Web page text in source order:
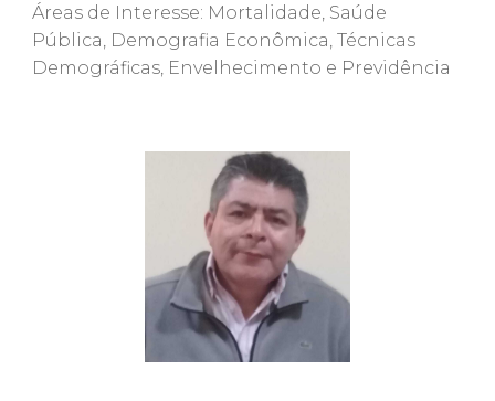
Áreas de Interesse: Mortalidade, Saúde
Pública, Demografia Econômica, Técnicas
Demográficas, Envelhecimento e Previdência